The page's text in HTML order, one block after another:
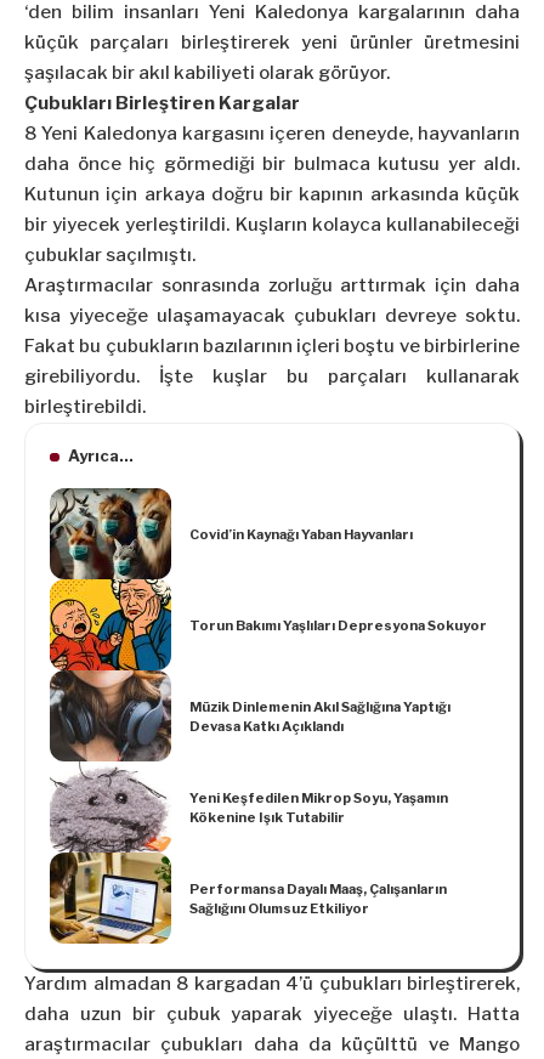
‘den bilim insanları Yeni Kaledonya kargalarının daha
küçük parçaları birleştirerek yeni ürünler üretmesini
şaşılacak bir akıl kabiliyeti olarak görüyor.
Çubukları Birleştiren Kargalar
8 Yeni Kaledonya kargasını içeren deneyde, hayvanların
daha önce hiç görmediği bir bulmaca kutusu yer aldı.
Kutunun için arkaya doğru bir kapının arkasında küçük
bir yiyecek yerleştirildi. Kuşların kolayca kullanabileceği
çubuklar saçılmıştı.
Araştırmacılar sonrasında zorluğu arttırmak için daha
kısa yiyeceğe ulaşamayacak çubukları devreye soktu.
Fakat bu çubukların bazılarının içleri boştu ve birbirlerine
girebiliyordu. İşte kuşlar bu parçaları kullanarak
birleştirebildi.
Ayrıca...
Covid’in Kaynağı Yaban Hayvanları
Torun Bakımı Yaşlıları Depresyona Sokuyor
Müzik Dinlemenin Akıl Sağlığına Yaptığı
Devasa Katkı Açıklandı
Yeni Keşfedilen Mikrop Soyu, Yaşamın
Kökenine Işık Tutabilir
Performansa Dayalı Maaş, Çalışanların
Sağlığını Olumsuz Etkiliyor
Yardım almadan 8 kargadan 4’ü çubukları birleştirerek,
daha uzun bir çubuk yaparak yiyeceğe ulaştı. Hatta
araştırmacılar çubukları daha da küçülttü ve Mango